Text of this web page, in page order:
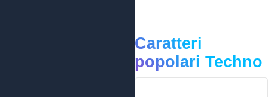
Caratteri
popolari Techno